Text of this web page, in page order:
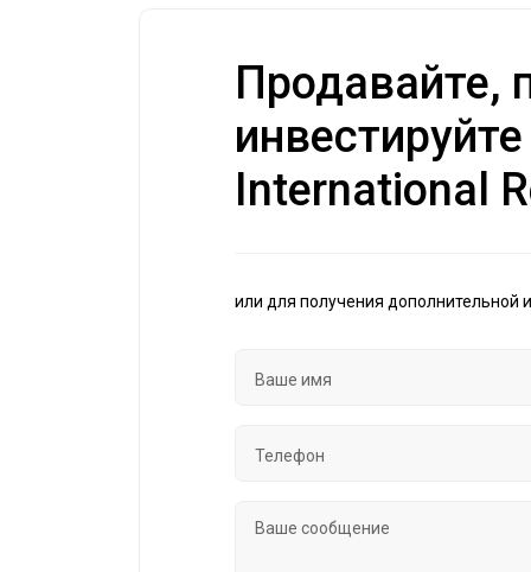
Продавайте,
International
или для получения дополнительной